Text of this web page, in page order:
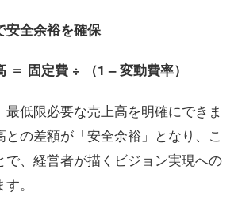
安全余裕を確保
＝ 固定費 ÷ （1 –変動費率）
最低限必要な売上高を明確にできま
の差額が「安全余裕」となり、こ
で、経営者が描くビジョン実現への
。